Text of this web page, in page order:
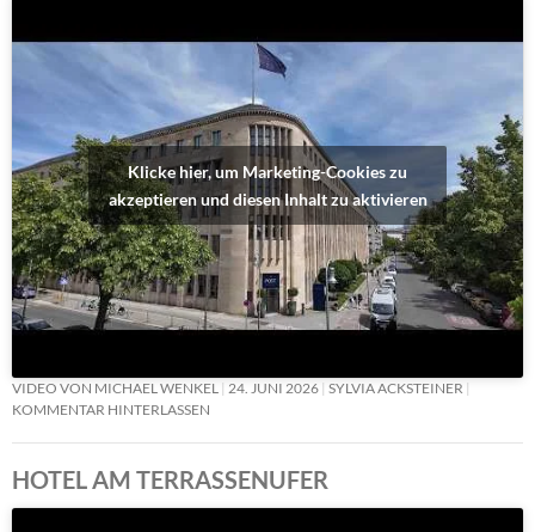
Klicke hier, um Marketing-Cookies zu
akzeptieren und diesen Inhalt zu aktivieren
VIDEO VON MICHAEL WENKEL 24. JUNI 2026 SYLVIA ACKSTEINER
KOMMENTAR HINTERLASSEN
HOTEL AM TERRASSENUFER